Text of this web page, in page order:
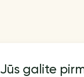
Jūs galite